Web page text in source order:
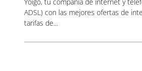
ADSL) con las mejores ofertas de
tarifas de...